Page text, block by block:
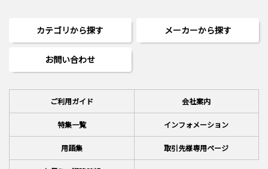
カテゴリから探す メーカーから探す
お問い合わせ
ご利用ガイド 会社案内
特集一覧 インフォメーション
用語集 取引先様専用ページ